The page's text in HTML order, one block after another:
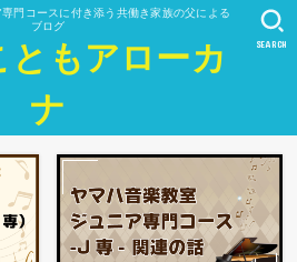
門コースに付き添う共働き家族の父による
ブログ
ともアローカ
ナ
SEARCH